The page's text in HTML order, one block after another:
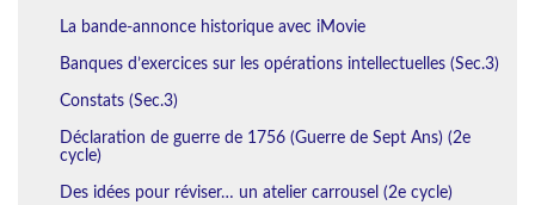
La bande-annonce historique avec iMovie
Banques d’exercices sur les opérations intellectuelles (Sec.3)
Constats (Sec.3)
Déclaration de guerre de 1756 (Guerre de Sept Ans) (2e
cycle)
Des idées pour réviser… un atelier carrousel (2e cycle)